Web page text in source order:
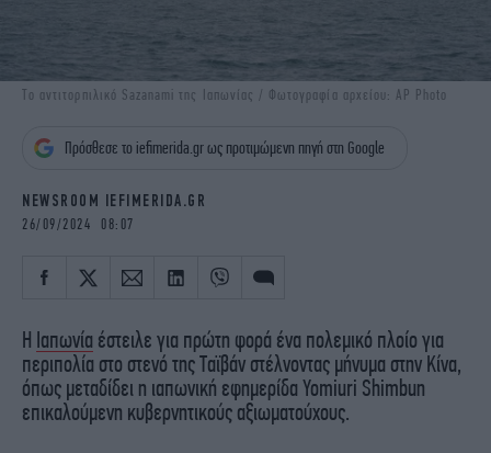
GREEN
iAUTOKINITO
iOPINIONS
iGASTRONOMIE
OSCARS
THE OCEAN
Το αντιτορπιλικό Sazanami της Ιαπωνίας / Φωτογραφία αρχείου: AP Photo
Πρόσθεσε το iefimerida.gr ως προτιμώμενη πηγή στη Google
NEWSROOM IEFIMERIDA.GR
26/09/2024 08:07
Η Ιαπωνία έστειλε για πρώτη φορά ένα πολεμικό πλοίο για
περιπολία στο στενό της Ταϊβάν στέλνοντας μήνυμα στην Κίνα,
όπως μεταδίδει η ιαπωνική εφημερίδα Yomiuri Shimbun
επικαλούμενη κυβερνητικούς αξιωματούχους.